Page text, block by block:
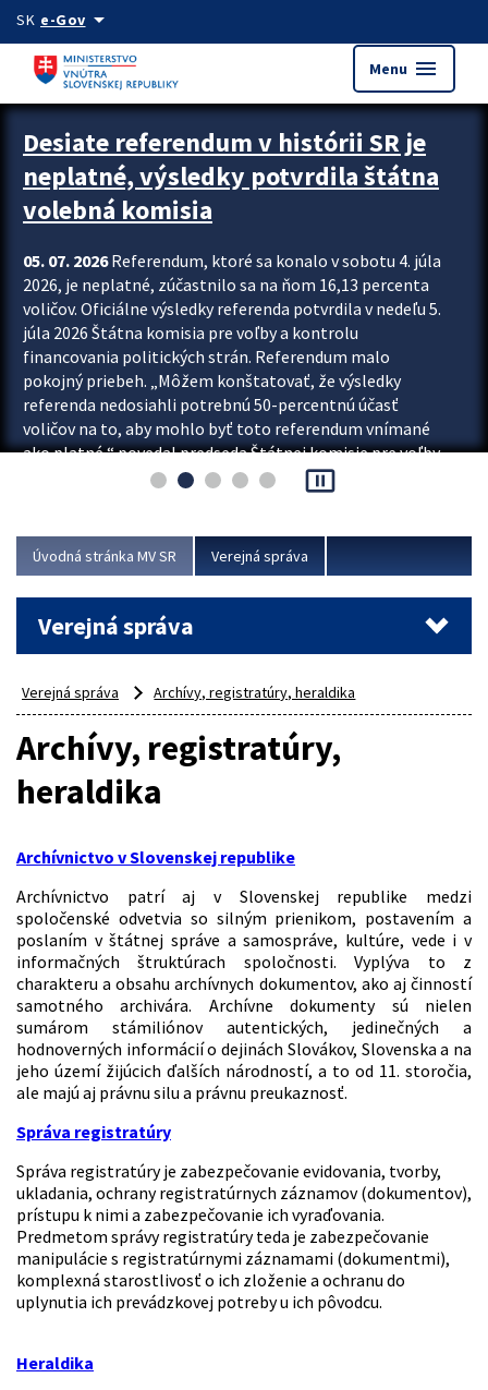
Preskocit na hlavný obsah
SK e-Govarrow_drop_down
Menu menu
Zastavit automatický posun upútavok
Desiate referendum v histórii SR je
neplatné, výsledky potvrdila štátna
volebná komisia
05. 07. 2026Referendum, ktoré sa konalo v sobotu 4. júla
2026, je neplatné, zúčastnilo sa na ňom 16,13 percenta
voličov. Oficiálne výsledky referenda potvrdila v nedeľu 5.
júla 2026 Štátna komisia pre voľby a kontrolu
financovania politických strán. Referendum malo
pokojný priebeh. „Môžem konštatovať, že výsledky
referenda nedosiahli potrebnú 50-percentnú účasť
voličov na to, aby mohlo byť toto referendum vnímané
ako platné,“ povedal predseda Štátnej komisie pre voľby
a kontrolu financovania politických...
pause_presentation
Úvodná stránka MV SR Verejná správa
Verejná správa
Verejná správa Archívy, registratúry, heraldika
Archívy, registratúry,
heraldika
Archívnictvo v Slovenskej republike
Archívnictvo patrí aj v Slovenskej republike medzi
spoločenské odvetvia so silným prienikom, postavením a
poslaním v štátnej správe a samospráve, kultúre, vede i v
informačných štruktúrach spoločnosti. Vyplýva to z
charakteru a obsahu archívnych dokumentov, ako aj činností
samotného archivára. Archívne dokumenty sú nielen
sumárom stámiliónov autentických, jedinečných a
hodnoverných informácií o dejinách Slovákov, Slovenska a na
jeho území žijúcich ďalších národností, a to od 11. storočia,
ale majú aj právnu silu a právnu preukaznosť.
Správa registratúry
Správa registratúry je zabezpečovanie evidovania, tvorby,
ukladania, ochrany registratúrnych záznamov (dokumentov),
prístupu k nimi a zabezpečovanie ich vyraďovania.
Predmetom správy registratúry teda je zabezpečovanie
manipulácie s registratúrnymi záznamami (dokumentmi),
komplexná starostlivosť o ich zloženie a ochranu do
uplynutia ich prevádzkovej potreby u ich pôvodcu.
Heraldika